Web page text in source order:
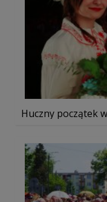
Huczny początek